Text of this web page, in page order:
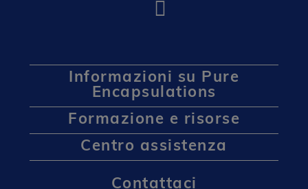
Informazioni su Pure
Encapsulations
Formazione e risorse
Centro assistenza
Contattaci